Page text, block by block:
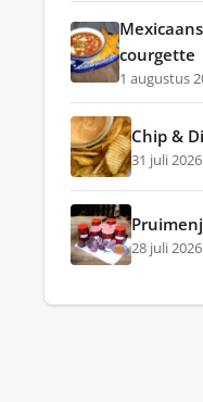
courgette
1 augustus
Chip &
31 juli 2026
28 juli 2026